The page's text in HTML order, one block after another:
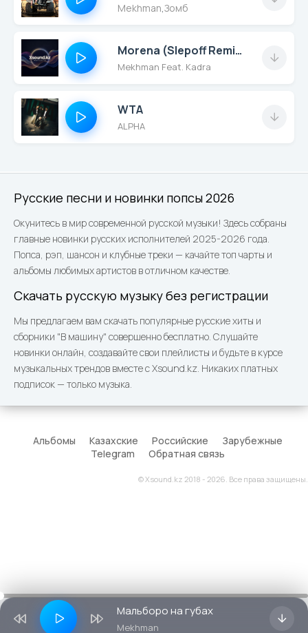
Русские песни и новинки попсы 2026
Окунитесь в мир современной русской музыки! Здесь собраны
главные новинки русских исполнителей 2025-2026 года.
Попса, рэп, шансон и клубные треки — качайте топ чарты и
альбомы любимых артистов в отличном качестве.
Скачать русскую музыку без регистрации
Мы предлагаем вам скачать популярные русские хиты и
сборники "В машину" совершенно бесплатно. Слушайте
новинки онлайн, создавайте свои плейлисты и будьте в курсе
музыкальных трендов вместе с Xsound.kz. Никаких платных
подписок — только музыка.
Mekhman Зомб
Morena (Slepoff Remix) Radio
Mekhman Feat. Kadra
WTA
ALPHA
Альбомы Казахские Российские
Зарубежные
Telegram
Обратная связь
© Xsound.kz 2018 - 2026. Все права защищены.
Мальборо на губах
Mekhman